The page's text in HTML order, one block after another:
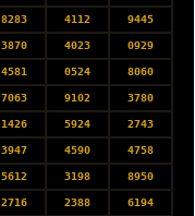
8283 4112 9445
3870 4023 0929
4581 0524 8060
7063 9102 3780
1426 5924 2743
3947 4590 4758
5612 3198 8950
2716 2388 6194